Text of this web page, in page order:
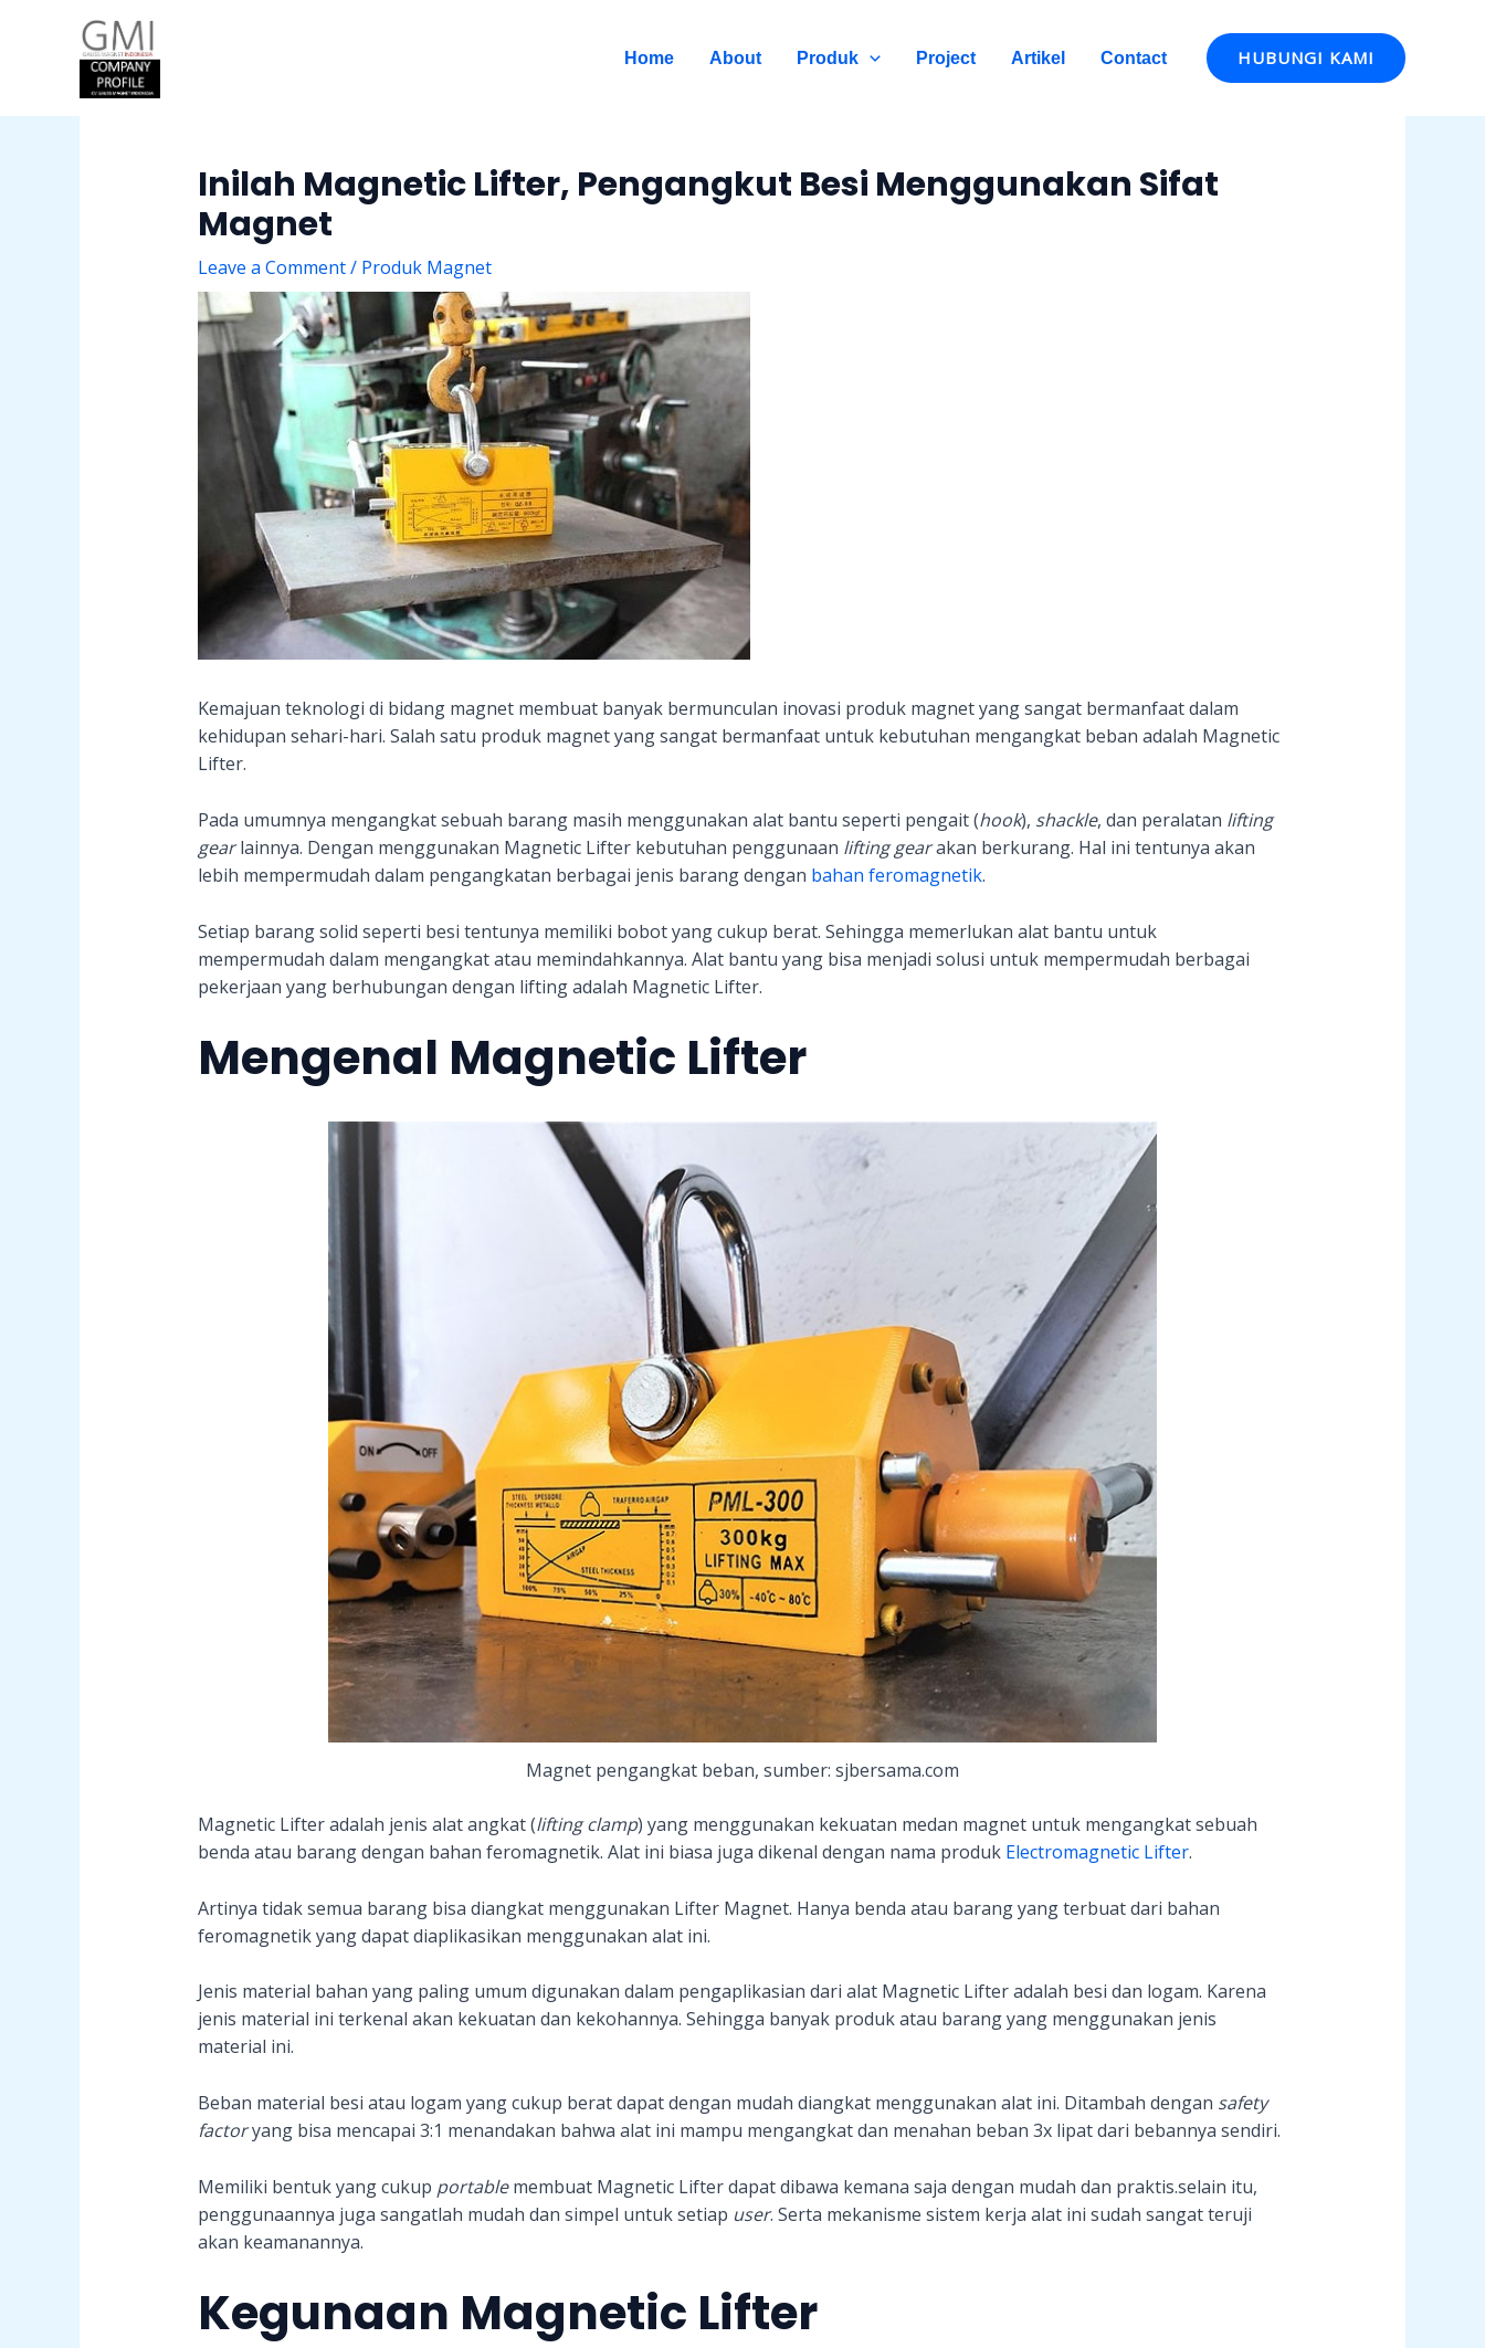
Home About Produk Project Artikel Contact HUBUNGI KAMI
Inilah Magnetic Lifter, Pengangkut Besi Menggunakan Sifat
Magnet
Leave a Comment/ Produk Magnet
Kemajuan teknologi di bidang magnet membuat banyak bermunculan inovasi produk magnet yang sangat bermanfaat dalam
kehidupan sehari-hari. Salah satu produk magnet yang sangat bermanfaat untuk kebutuhan mengangkat beban adalah Magnetic
Lifter.
Pada umumnya mengangkat sebuah barang masih menggunakan alat bantu seperti pengait (hook), shackle, dan peralatan lifting
gearlainnya. Dengan menggunakan Magnetic Lifter kebutuhan penggunaan lifting gearakan berkurang. Hal ini tentunya akan
lebih mempermudah dalam pengangkatan berbagai jenis barang dengan bahan feromagnetik.
Setiap barang solid seperti besi tentunya memiliki bobot yang cukup berat. Sehingga memerlukan alat bantu untuk
mempermudah dalam mengangkat atau memindahkannya. Alat bantu yang bisa menjadi solusi untuk mempermudah berbagai
pekerjaan yang berhubungan dengan lifting adalah Magnetic Lifter.
Mengenal Magnetic Lifter
Magnet pengangkat beban, sumber: sjbersama.com
Magnetic Lifter adalah jenis alat angkat (lifting clamp) yang menggunakan kekuatan medan magnet untuk mengangkat sebuah
benda atau barang dengan bahan feromagnetik. Alat ini biasa juga dikenal dengan nama produk Electromagnetic Lifter.
Artinya tidak semua barang bisa diangkat menggunakan Lifter Magnet. Hanya benda atau barang yang terbuat dari bahan
feromagnetik yang dapat diaplikasikan menggunakan alat ini.
Jenis material bahan yang paling umum digunakan dalam pengaplikasian dari alat Magnetic Lifter adalah besi dan logam. Karena
jenis material ini terkenal akan kekuatan dan kekohannya. Sehingga banyak produk atau barang yang menggunakan jenis
material ini.
Beban material besi atau logam yang cukup berat dapat dengan mudah diangkat menggunakan alat ini. Ditambah dengan safety
factoryang bisa mencapai 3:1 menandakan bahwa alat ini mampu mengangkat dan menahan beban 3x lipat dari bebannya sendiri.
Memiliki bentuk yang cukup portablemembuat Magnetic Lifter dapat dibawa kemana saja dengan mudah dan praktis.selain itu,
penggunaannya juga sangatlah mudah dan simpel untuk setiap user. Serta mekanisme sistem kerja alat ini sudah sangat teruji
akan keamanannya.
Kegunaan Magnetic Lifter
navigation